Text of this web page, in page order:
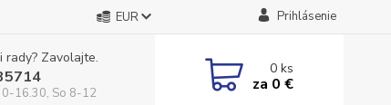
EUR Prihlásenie
rady? Zavolajte.
16.30, So 8-12
0ks
za 0 €